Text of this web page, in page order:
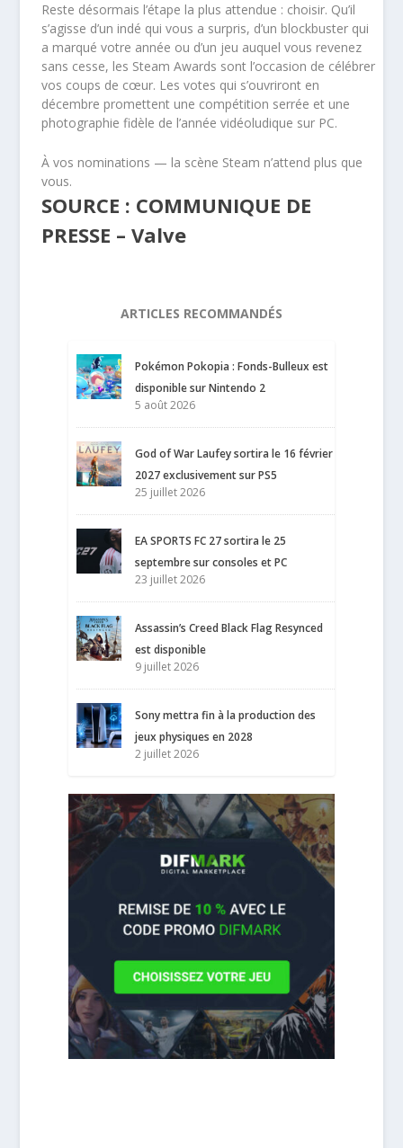
Reste désormais l’étape la plus attendue : choisir. Qu’il
s’agisse d’un indé qui vous a surpris, d’un blockbuster qui
a marqué votre année ou d’un jeu auquel vous revenez
sans cesse, les Steam Awards sont l’occasion de célébrer
vos coups de cœur. Les votes qui s’ouvriront en
décembre promettent une compétition serrée et une
photographie fidèle de l’année vidéoludique sur PC.
À vos nominations — la scène Steam n’attend plus que
vous.
SOURCE : COMMUNIQUE DE
PRESSE – Valve
ARTICLES RECOMMANDÉS
Pokémon Pokopia : Fonds-Bulleux est
disponible sur Nintendo 2
5 août 2026
God of War Laufey sortira le 16 février
2027 exclusivement sur PS5
25 juillet 2026
EA SPORTS FC 27 sortira le 25
septembre sur consoles et PC
23 juillet 2026
Assassin’s Creed Black Flag Resynced
est disponible
9 juillet 2026
Sony mettra fin à la production des
jeux physiques en 2028
2 juillet 2026